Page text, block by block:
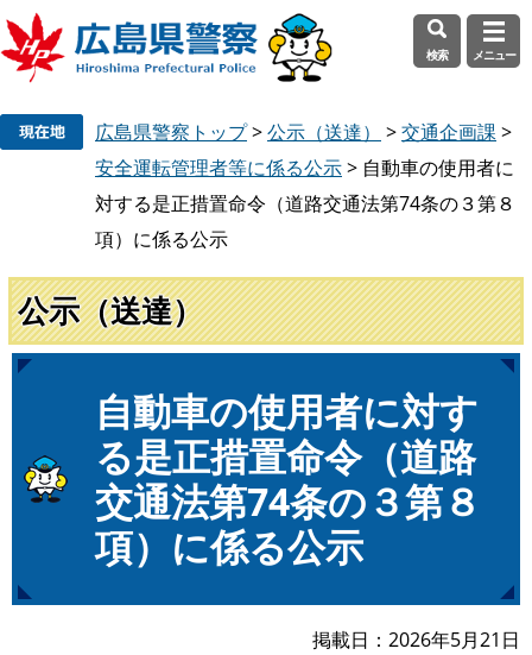
で
す
。
ば
し
て
本
検索 メニュー
広島県警察トップ>公示（送達） >交通企画課>
安全運転管理者等に係る公示> 自動車の使用者に
対する是正措置命令（道路交通法第74条の３第８
項）に係る公示
公示（送達）
自動車の使用者に対す
る是正措置命令（道路
交通法第74条の３第８
項）に係る公示
掲載日 2026年5月21日